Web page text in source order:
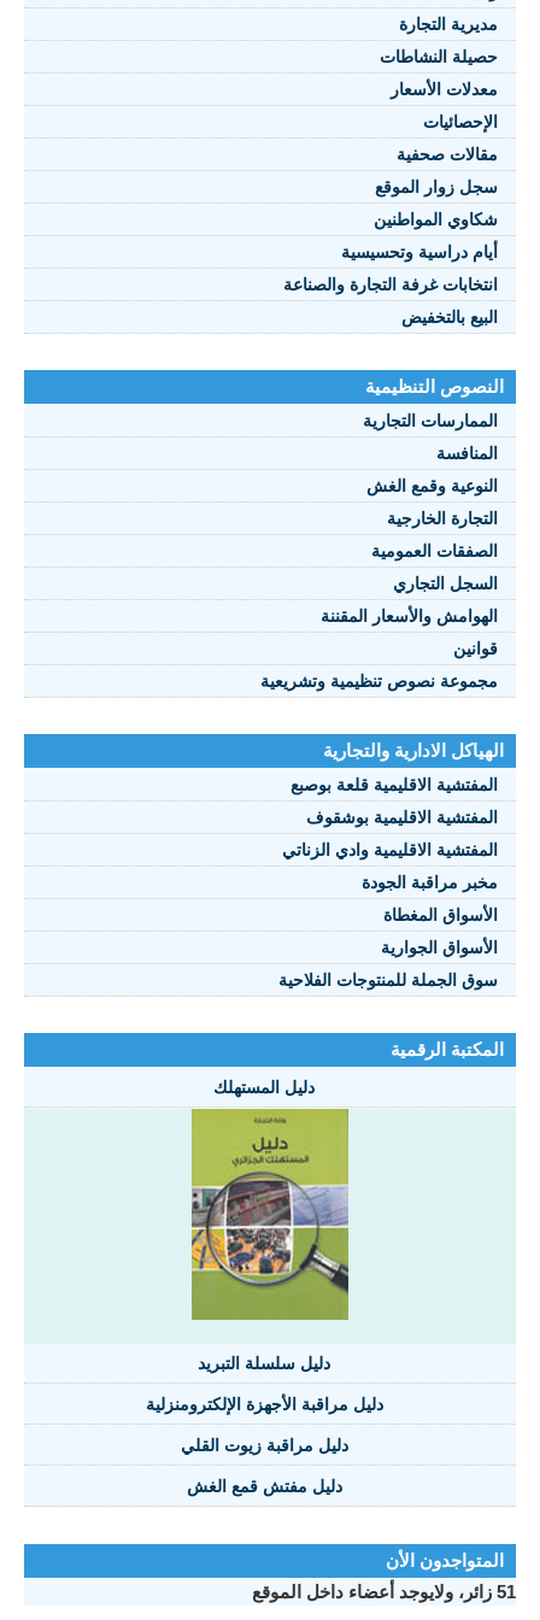
النصوص 2021
FRANÇAIS
مديرية التجارة
حصيلة النشاطات
معدلات الأسعار
الإحصائيات
مقالات صحفية
سجل زوار الموقع
شكاوي المواطنين
أيام دراسية وتحسيسية
انتخابات غرفة التجارة والصناعة
البيع بالتخفيض
النصوص التنظيمية
الممارسات التجارية
المنافسة
النوعية وقمع الغش
التجارة الخارجية
الصفقات العمومية
السجل التجاري
الهوامش والأسعار المقننة
قوانين
مجموعة نصوص تنظيمية وتشريعية
الهياكل الادارية والتجارية
المفتشية الاقليمية قلعة بوصبع
المفتشية الاقليمية بوشقوف
المفتشية الاقليمية وادي الزناتي
مخبر مراقبة الجودة
الأسواق المغطاة
الأسواق الجوارية
سوق الجملة للمنتوجات الفلاحية
المكتبة الرقمية
دليل المستهلك
دليل سلسلة التبريد
دليل مراقبة الأجهزة الإلكترومنزلية
دليل مراقبة زيوت القلي
دليل مفتش قمع الغش
المتواجدون الأن
51 زائر، ولايوجد أعضاء داخل الموقع